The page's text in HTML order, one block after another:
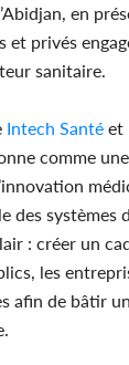
en
privés
sanitaire.
Intech Santé et
comme
des systèmes
: créer un
les
afin de bâtir